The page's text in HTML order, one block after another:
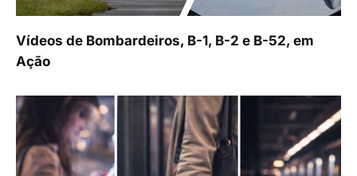
Vídeos de Bombardeiros, B-1, B-2 e B-52, em
Ação